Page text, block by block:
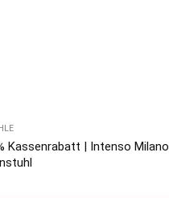
Kassenrabatt | Intenso Milano